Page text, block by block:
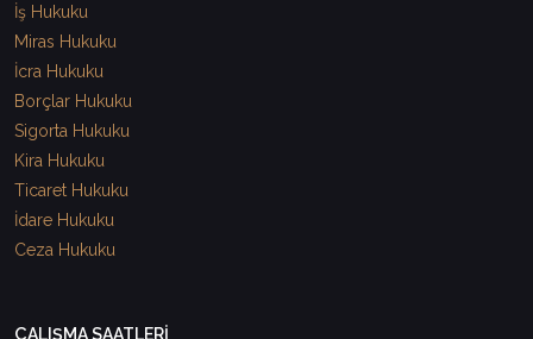
İş Hukuku
Miras Hukuku
İcra Hukuku
Borçlar Hukuku
Sigorta Hukuku
Kira Hukuku
Ticaret Hukuku
İdare Hukuku
Ceza Hukuku
ÇALIŞMA SAATLERİ